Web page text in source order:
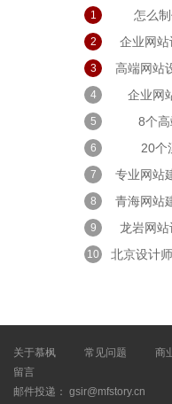
1 怎么
2 企业网站
3 高端网站
4 企业网
5 8个高
6 20个
7 专业网站
8 青海网站
9 龙岩网站
10 北京设计
关于慕枫 常见问题 商
留言
邮件投递： gsir@mfstory.cn